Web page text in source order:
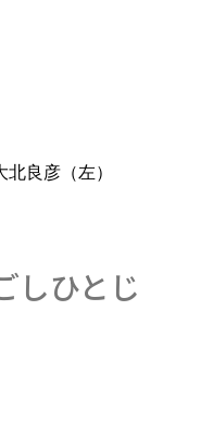
良彦（左）
ひとじ